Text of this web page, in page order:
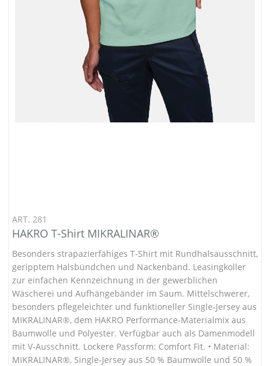
ART. 281
HAKRO T-Shirt MIKRALINAR®
Besonders strapazierfähiges T-Shirt mit Rundhalsausschnitt,
geripptem Halsbündchen und Nackenband. Leasingkoller
zur einfachen Kennzeichnung in der gewerblichen
Wäscherei und Aufhängebänder im Saum. Mittelschwerer,
besonders pflegeleichter und funktioneller Single-Jersey aus
MIKRALINAR®, dem HAKRO Performance-Materialmix aus
Baumwolle und Polyester. Verfügbar auch als Damenmodell
mit V-Ausschnitt. Lockere Passform: Comfort Fit. • Material:
MIKRALINAR®, Single-Jersey aus 50 % Baumwolle und 50 %